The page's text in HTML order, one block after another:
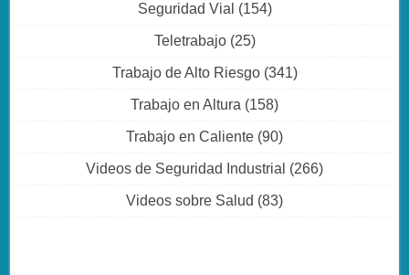
Seguridad Vial (154)
Teletrabajo(25)
Trabajo de Alto Riesgo(341)
Trabajo en Altura (158)
Trabajo en Caliente (90)
Videos de Seguridad Industrial (266)
Videos sobre Salud (83)